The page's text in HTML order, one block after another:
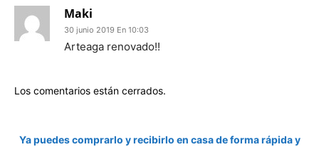
Maki
30 junio 2019 En 10:03
Arteaga renovado!!
Los comentarios están cerrados.
Ya puedes comprarlo y recibirlo en casa de forma rápida y